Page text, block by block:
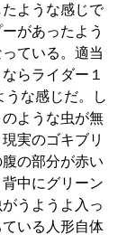
ような感じで
があったよう
ている。適当
らライダー１
うな感じだ。し
ような虫が無
実のゴキブリ
の部分が赤い
中にグリーン
うようよ入っ
いる人形自体